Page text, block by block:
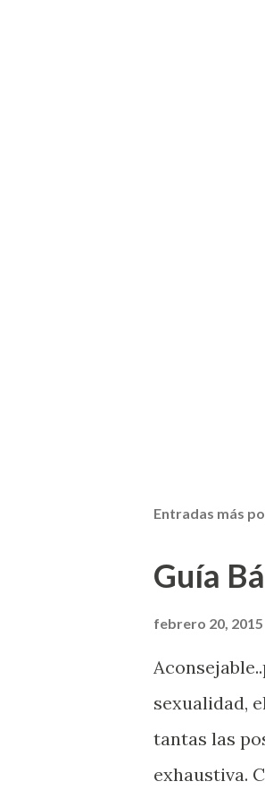
Entradas más
Guía
febrero 20, 2015
sexualidad,
tantas las
exhaustiva.